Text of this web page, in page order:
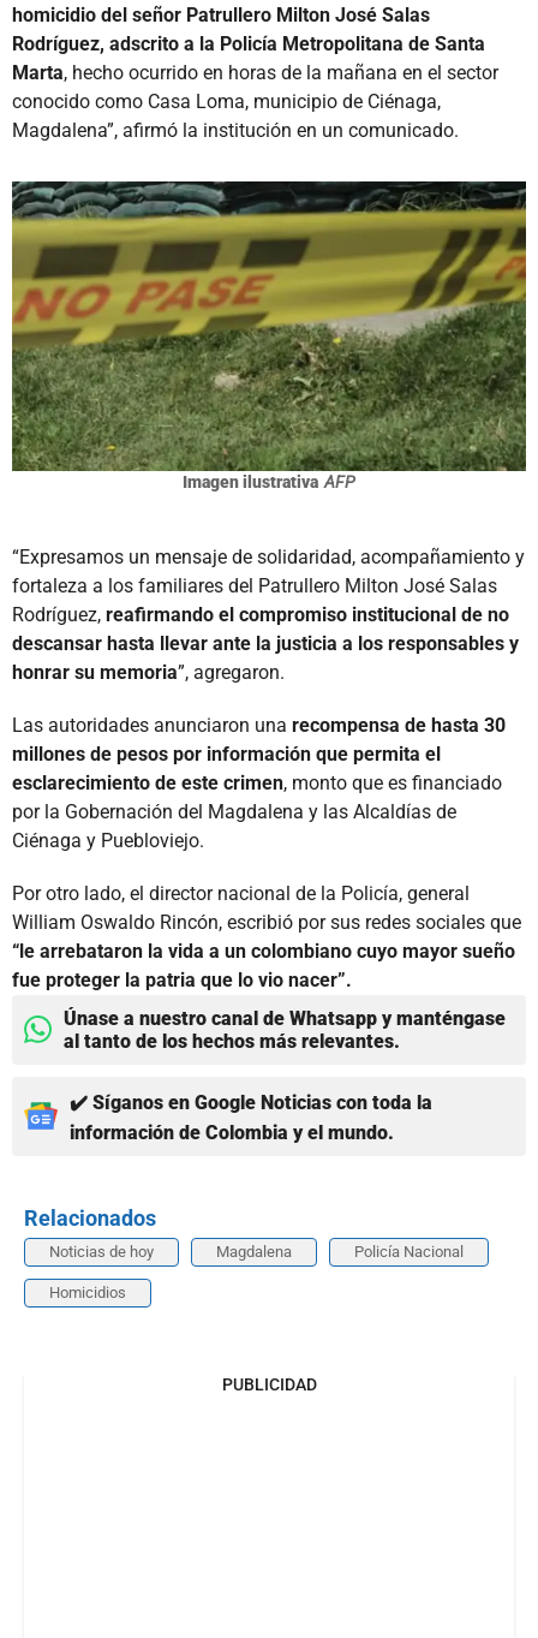
homicidio del señor Patrullero Milton José Salas
Rodríguez, adscrito a la Policía Metropolitana de Santa
Marta, hecho ocurrido en horas de la mañana en el sector
conocido como Casa Loma, municipio de Ciénaga,
Magdalena”, afirmó la institución en un comunicado.
Imagen ilustrativa AFP
“Expresamos un mensaje de solidaridad, acompañamiento y
fortaleza a los familiares del Patrullero Milton José Salas
Rodríguez, reafirmando el compromiso institucional de no
descansar hasta llevar ante la justicia a los responsables y
honrar su memoria”, agregaron.
Las autoridades anunciaron una recompensa de hasta 30
millones de pesos por información que permita el
esclarecimiento de este crimen, monto que es financiado
por la Gobernación del Magdalena y las Alcaldías de
Ciénaga y Puebloviejo.
Por otro lado, el director nacional de la Policía, general
William Oswaldo Rincón, escribió por sus redes sociales que
“le arrebataron la vida a un colombiano cuyo mayor sueño
fue proteger la patria que lo vio nacer”.
Únase a nuestro canal de Whatsapp y manténgase
al tanto de los hechos más relevantes.
✔️ Síganos en Google Noticias con toda la
información de Colombia y el mundo.
Relacionados
Noticias de hoy Magdalena Policía Nacional
Homicidios
PUBLICIDAD